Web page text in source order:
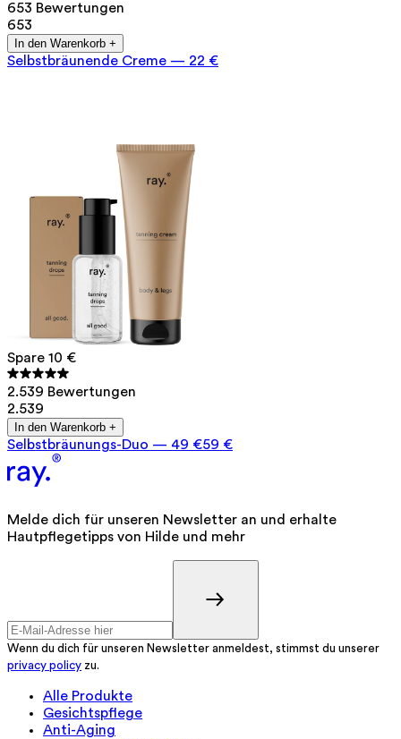
653 Bewertungen
653
In den Warenkorb +
Selbstbräunende Creme — 22 €
Spare 10 €
2.539 Bewertungen
2.539
In den Warenkorb +
Selbstbräunungs-Duo — 49 €59 €
Melde dich für unseren Newsletter an und erhalte
Hautpflegetipps von Hilde und mehr
Wenn du dich für unseren Newsletter anmeldest, stimmst du unserer
privacy policy zu.
Alle Produkte
Gesichtspflege
Anti-Aging